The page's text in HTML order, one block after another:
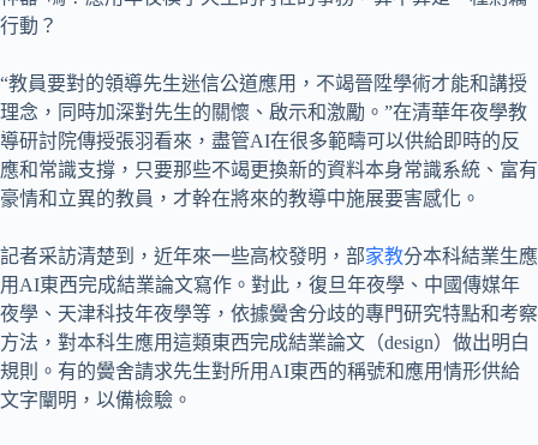
行動？
“教員要對的領導先生迷信公道應用，不竭晉陞學術才能和講授
理念，同時加深對先生的關懷、啟示和激勵。”在清華年夜學教
導研討院傳授張羽看來，盡管AI在很多範疇可以供給即時的反
應和常識支撐，只要那些不竭更換新的資料本身常識系統、富有
豪情和立異的教員，才幹在將來的教導中施展要害感化。
記者采訪清楚到，近年來一些高校發明，部家教分本科結業生應
用AI東西完成結業論文寫作。對此，復旦年夜學、中國傳媒年
夜學、天津科技年夜學等，依據黌舍分歧的專門研究特點和考察
方法，對本科生應用這類東西完成結業論文（design）做出明白
規則。有的黌舍請求先生對所用AI東西的稱號和應用情形供給
文字闡明，以備檢驗。